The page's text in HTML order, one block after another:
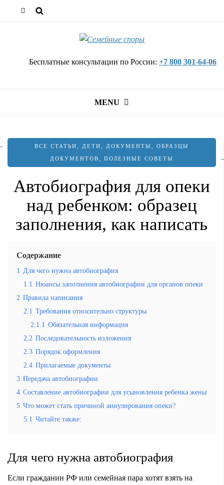
Бесплатные консультации по России: +7 800 301-64-06
MENU
ВСЕ СТАТЬИ ДЕТИ ДОКУМЕНТЫ ОБРАЗЦЫ
ДОКУМЕНТОВ ПОЛЕЗНЫЕ СОВЕТЫ
Автобиография для опеки
над ребенком: образец
заполнения, как написать
Содержание
1 Для чего нужна автобиография
1.1 Нюансы заполнения автобиографии для органов опеки
2 Правила написания
2.1 Требования относительно структуры
2.1.1 Обязательная информация
2.2 Последовательность изложения
2.3 Порядок оформления
2.4 Прилагаемые документы
3 Передача автобиографии
4 Составление автобиографии для усыновления ребенка жены
5 Что может стать причиной аннулирования опеки?
5.1 Читайте также:
Для чего нужна автобиография
Если гражданин РФ или семейная пара хотят взять на